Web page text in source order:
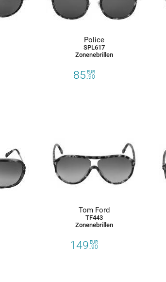
Police
SPL617
Zonenebrillen
85.90
EUR
Tom Ford
TF443
Zonenebrillen
149.90
EUR